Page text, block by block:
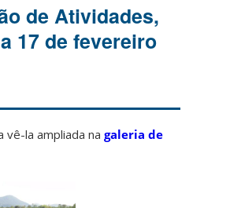
de Atividades,
17 de fevereiro
vê-la ampliada nagaleria de